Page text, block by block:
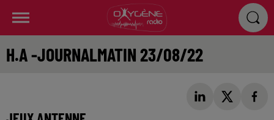
H.A -JOURNALMATIN 23/08/22